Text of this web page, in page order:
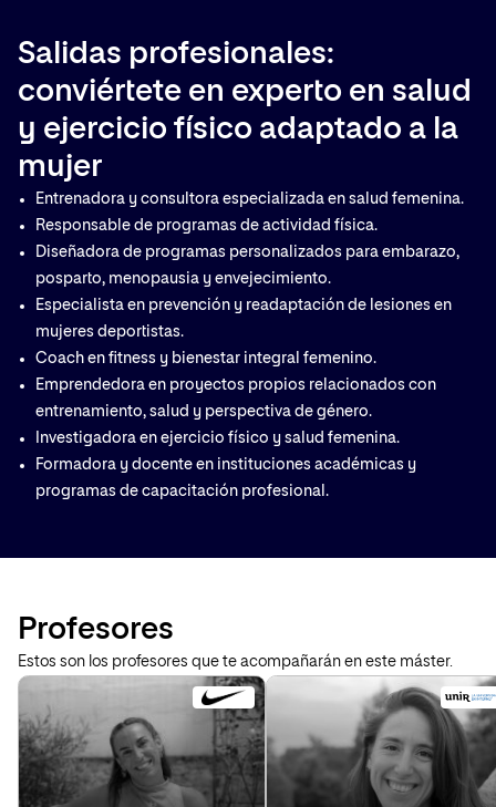
Tema 3. Adaptaciones y contraindicaciones por etapa
Tema 4. Diseño de combinaciones óptimas (fuerza +
movilidad + aeróbico).
Tema 5. Talleres prácticos de programación individual y
grupal.
Total ECTS: 10
Salidas profesionales:
conviértete en experto en salud
y ejercicio físico adaptado a la
mujer
Entrenadora y consultora especializada en salud femenina.
Responsable de programas de actividad física.
Diseñadora de programas personalizados para embarazo,
posparto, menopausia y envejecimiento.
Especialista en prevención y readaptación de lesiones en
mujeres deportistas.
Coach en fitness y bienestar integral femenino.
Emprendedora en proyectos propios relacionados con
entrenamiento, salud y perspectiva de género.
Investigadora en ejercicio físico y salud femenina.
Formadora y docente en instituciones académicas y
programas de capacitación profesional.
Profesores
Estos son los profesores que te acompañarán en este máster.